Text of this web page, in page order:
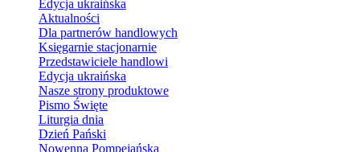
Edycja ukraińska
Aktualności
Dla partnerów handlowych
Księgarnie stacjonarnie
Przedstawiciele handlowi
Edycja ukraińska
Nasze strony produktowe
Pismo Święte
Liturgia dnia
Dzień Pański
Nowenna Pompejańska